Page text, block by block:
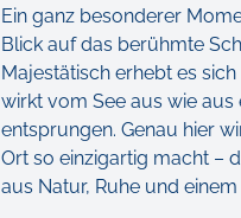
Ein ganz besonderer
Blick auf das berühmte
Majestätisch erhebt es
wirkt vom See aus wie aus
entsprungen. Genau hier
Ort so einzigartig macht –
aus Natur, Ruhe und